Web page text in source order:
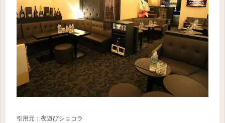
引用元：夜遊びショコラ